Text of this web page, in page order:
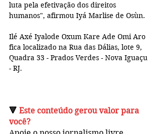
luta pela efetivação dos direitos
humanos", afirmou Iyá Marlise de Osùn.
Ilé Axé Iyalode Oxum Kare Ade Omi Aro
fica localizado na Rua das Dálias, lote 9,
Quadra 33 - Prados Verdes - Nova Iguaçu
- RJ.
🔻 Este conteúdo gerou valor para
você?